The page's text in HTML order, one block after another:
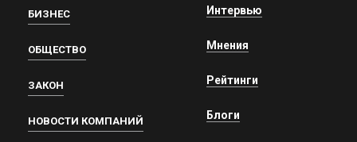
БИЗНЕС
ОБЩЕСТВО
ЗАКОН
НОВОСТИ КОМПАНИЙ
Интервью
Мнения
Рейтинги
Блоги